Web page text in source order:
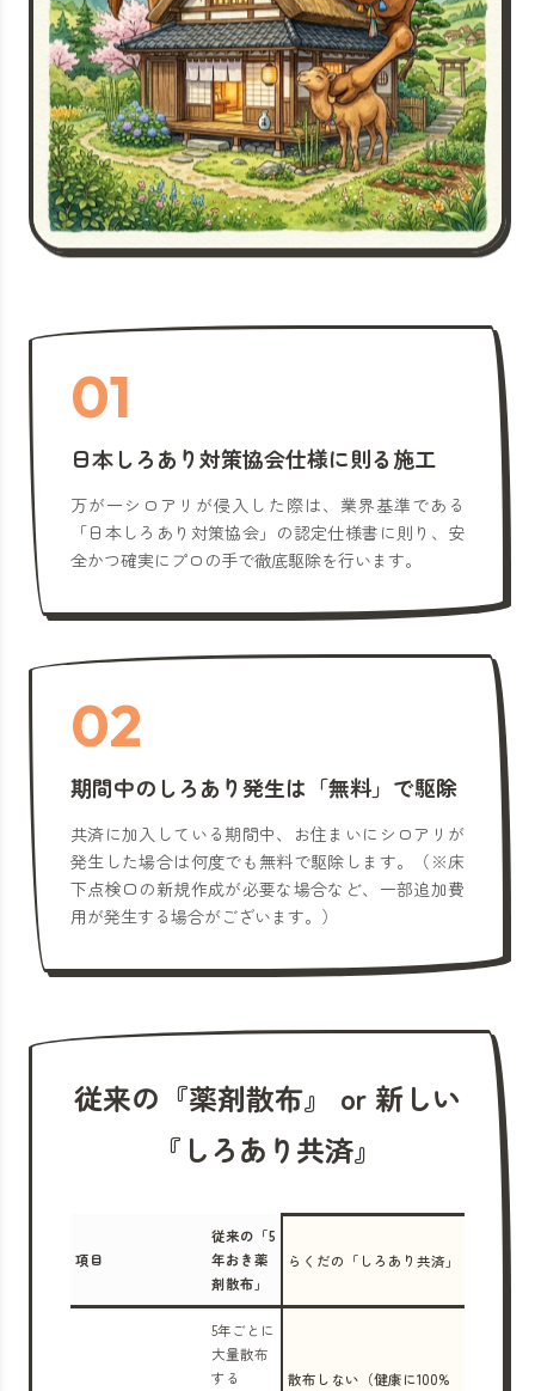
01
日本しろあり対策協会仕様に則る施工
万が一シロアリが侵入した際は、業界基準である
「日本しろあり対策協会」の認定仕様書に則り、安
全かつ確実にプロの手で徹底駆除を行います。
02
期間中のしろあり発生は「無料」で駆除
共済に加入している期間中、お住まいにシロアリが
発生した場合は何度でも無料で駆除します。（※床
下点検口の新規作成が必要な場合など、一部追加費
用が発生する場合がございます。）
従来の『薬剤散布』 or 新しい
『しろあり共済』
項目
従来の「5
年おき薬
剤散布」
らくだの「しろあり共済」
5年ごとに
大量散布
する
散布しない（健康に100%